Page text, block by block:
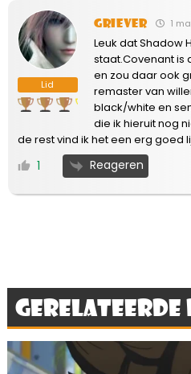
Lid
Griever 1
Leuk dat Shadow
staat.Covenant is
en zou daar ook
remaster van
black/white en
die ik hieruit nog
de rest vind ik het een erg goed
1 Reageren